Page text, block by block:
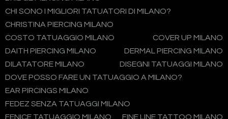
CHI SONO I MIGLIORI TATUATORI DI MILANO?
CHRISTINA PIERCING MILANO
COSTO TATUAGGIO MILANO
COVER UP MILANO
DAITH PIERCING MILANO
DERMAL PIERCING MILANO
DILATATORE MILANO
DISEGNI TATUAGGI MILANO
DOVE POSSO FARE UN TATUAGGIO A MILANO?
EAR PIRCINGS MILANO
FEDEZ SENZA TATUAGGI MILANO
FENICE TATUAGGIO MILANO
FINE LINE TATTOO MILANO